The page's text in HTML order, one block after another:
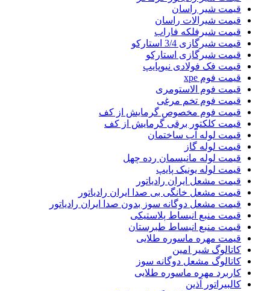
قیمت شیر راسان
قیمت شیرالات راسان
قیمت شیرفلکه فاراب
قیمت شیرگازی 3/4 استارکو
قیمت شیرگازی استارکو
قیمت فک فولادی نیوپایپ
قیمت فوم xpe
قیمت فوم الاستومری
قیمت فوم تخم مرغی
قیمت فوم مخصوص گرمایش از کف
قیمت کلکتور برقی گرمایش از کف
قیمت لوله آب ساختمان
قیمت لوله گاز
قیمت لوله مانیسمان رده چهل
قیمت لوله یونیک پایپ
قیمت مشعل ایران رادیاتور
قیمت مشعل خانگی بی صدا ایران رادیاتور
قیمت مشعل دوگانه سوز بدون صدا ایران رادیاتور
قیمت منبع انبساط پلاستیکی
قیمت منبع انبساط طبرستان
قیمت مهره ماسوره طلایی
کاتالوگ شیر امین
کاتالوگ مشعل دوگانه سوز
کاربرد مهره ماسوره طلایی
کالبیراتور آذین